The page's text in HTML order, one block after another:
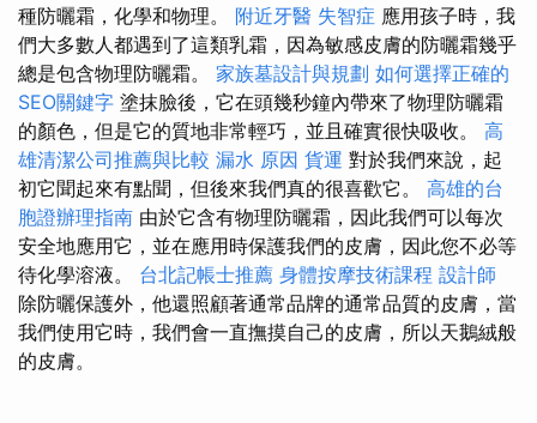
種防曬霜，化學和物理。 附近牙醫 失智症 應用孩子時，我
們大多數人都遇到了這類乳霜，因為敏感皮膚的防曬霜幾乎
總是包含物理防曬霜。 家族墓設計與規劃 如何選擇正確的
SEO關鍵字 塗抹臉後，它在頭幾秒鐘內帶來了物理防曬霜
的顏色，但是它的質地非常輕巧，並且確實很快吸收。 高
雄清潔公司推薦與比較 漏水 原因 貨運 對於我們來說，起
初它聞起來有點聞，但後來我們真的很喜歡它。 高雄的台
胞證辦理指南 由於它含有物理防曬霜，因此我們可以每次
安全地應用它，並在應用時保護我們的皮膚，因此您不必等
待化學溶液。 台北記帳士推薦 身體按摩技術課程 設計師
除防曬保護外，他還照顧著通常品牌的通常品質的皮膚，當
我們使用它時，我們會一直撫摸自己的皮膚，所以天鵝絨般
的皮膚。